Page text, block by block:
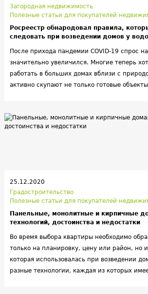
Загородная недвижимость
Полезные статьи для покупателей
Росреестр обнародовал правила,
следовать при возведении домов у
После прихода пандемии COVID-19 спрос
значительно увеличился. Многие теперь
работать в больших домах вблизи с
активно скупают не только готовые
В связи с наметившейся тенденцией,
разъяснениями в отношении правил,
25.12.2020
Градостроительство
Полезные статьи для покупателей
Панельные, монолитные и кирпичные
технологий, достоинства и недостатки
Во время выбора квартиры необходимо
только на планировку, цену или район, но
которая использовалась при возведении
разные технологии, каждая из которых